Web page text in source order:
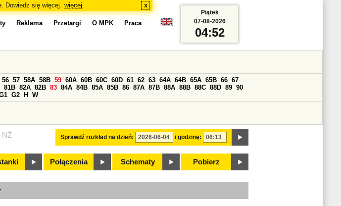
Dowiedz się więcej. więcej x
NŻ
Reklama Przetargi O MPK Praca
Sprawdź rozkład na dzień: i godzinę:
56 57 58A 58B 59 60A 60B 60C 60D 61 62 63 64A 64B 65A 65B 66 67
81B 82A 82B 83 84A 84B 85A 85B 86 87A 87B 88A 88B 88C 88D 89 90
G2 H W
Połączenia Schematy Pobierz
Piątek
07-08-2026
04:52